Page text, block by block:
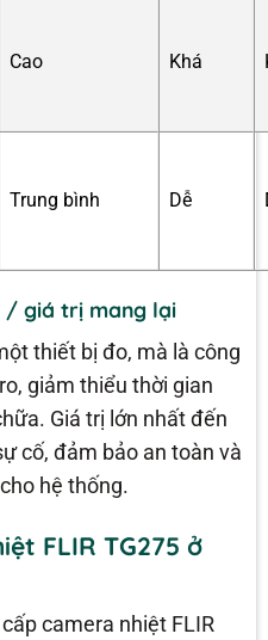
Cao Khá
Trung bình Dễ
/ giá trị mang lại
thiết bị đo, mà là công
giảm thiểu thời gian
Giá trị lớn nhất đến
cố, đảm bảo an toàn và
hệ thống.
FLIR TG275 ở
camera nhiệt FLIR